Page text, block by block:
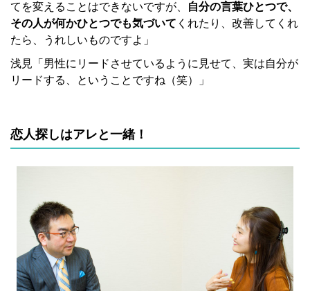
てを変えることはできないですが、
自分の言葉ひとつで、
その人が何かひとつでも気づいて くれたり、改善してくれ
たら、うれしいものですよ」
浅見「男性にリードさせているように見せて、実は自分が
リードする、ということですね（笑）」
恋人探しはアレと一緒！